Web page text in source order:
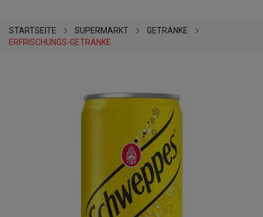
STARTSEITE SUPERMARKT
GETRÄNKE
ERFRISCHUNGS-GETRÄNKE